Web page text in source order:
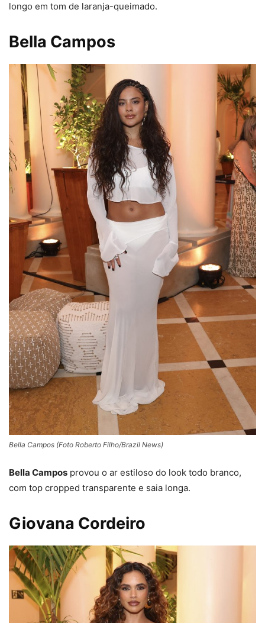
longo em tom de laranja-queimado.
Bella Campos
Bella Campos (Foto Roberto Filho/Brazil News)
Bella Campos provou o ar estiloso do look todo branco,
com top cropped transparente e saia longa.
Giovana Cordeiro